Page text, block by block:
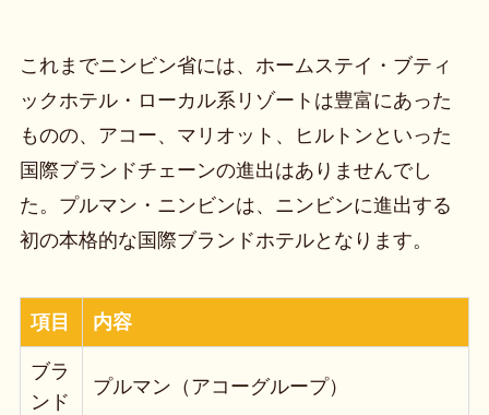
これまでニンビン省には、ホームステイ・ブティ
ックホテル・ローカル系リゾートは豊富にあった
ものの、アコー、マリオット、ヒルトンといった
国際ブランドチェーンの進出はありませんでし
た。プルマン・ニンビンは、ニンビンに進出する
初の本格的な国際ブランドホテルとなります。
項目 内容
ブラ
ンド
プルマン（アコーグループ）